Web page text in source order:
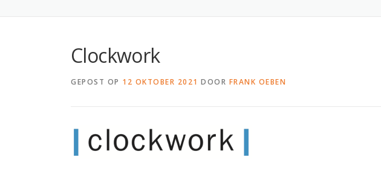
Clockwork
GEPOST OP 12 OKTOBER 2021 DOOR FRANK OEBEN